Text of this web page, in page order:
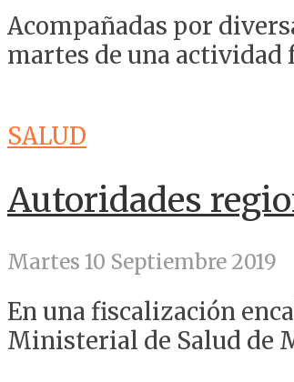
Acompañadas por
martes de una actividad
SALUD
Autoridades
Martes 10 Septiembre 2019
En una fiscalización
Ministerial de Salud de